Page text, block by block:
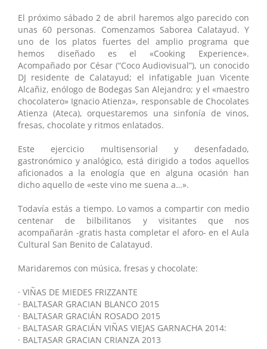
El próximo sábado 2 de abril haremos algo parecido con
unas 60 personas. Comenzamos Saborea Calatayud. Y
uno de los platos fuertes del amplio programa que
hemos diseñado es el «Cooking Experience».
Acompañado por César (“Coco Audiovisual”), un conocido
DJ residente de Calatayud; el infatigable Juan Vicente
Alcañiz, enólogo de Bodegas San Alejandro; y el «maestro
chocolatero» Ignacio Atienza», responsable de Chocolates
Atienza (Ateca), orquestaremos una sinfonía de vinos,
fresas, chocolate y ritmos enlatados.
Este ejercicio multisensorial y desenfadado,
gastronómico y analógico, está dirigido a todos aquellos
aficionados a la enología que en alguna ocasión han
dicho aquello de «este vino me suena a…».
Todavía estás a tiempo. Lo vamos a compartir con medio
centenar de bilbilitanos y visitantes que nos
acompañarán -gratis hasta completar el aforo- en el Aula
Cultural San Benito de Calatayud.
Maridaremos con música, fresas y chocolate:
· VIÑAS DE MIEDES FRIZZANTE
· BALTASAR GRACIAN BLANCO 2015
· BALTASAR GRACIÁN ROSADO 2015
· BALTASAR GRACIÁN VIÑAS VIEJAS GARNACHA 2014:
· BALTASAR GRACIAN CRIANZA 2013